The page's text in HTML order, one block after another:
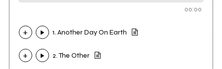
00:00
1. Another Day On Earth
2. The Other